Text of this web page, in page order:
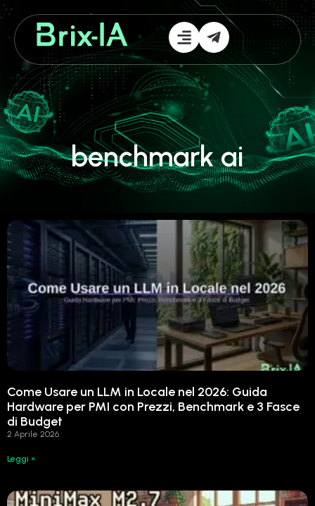
benchmark ai
Come Usare un LLM in Locale nel 2026: Guida
Hardware per PMI con Prezzi, Benchmark e 3 Fasce
di Budget
2 Aprile 2026
Leggi »